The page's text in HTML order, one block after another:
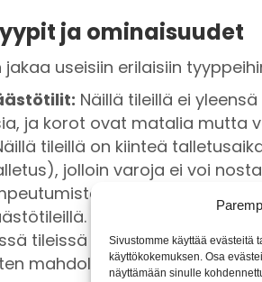
Sivustomme käyttää evästeitä
käyttökokemuksen. Osa
näyttämään sinulle
ja ominaisuudet
useisiin erilaisiin
Näillä tileillä ei
ja korot ovat matalia mutta
tileillä on kiinteä
jolloin varoja ei voi
Korot ovat yleensä
tileissä korko voi vaihdella
mahdollisuuden